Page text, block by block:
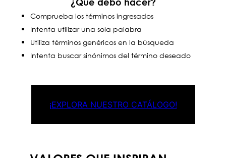
Comprueba los términos ingresados
Intenta utilizar una sola palabra
Utiliza términos genéricos en la búsqueda
Intenta buscar sinónimos del término deseado
¡EXPLORA NUESTRO CATÁLOGO!